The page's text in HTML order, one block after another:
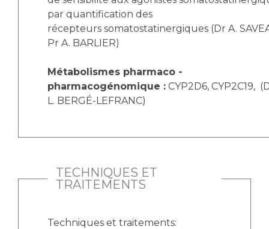
par quantification des
récepteurs somatostatinergiques (Dr A.
Pr A. BARLIER)
Métabolismes pharmaco -
pharmacogénomique : CYP2D6, CYP2C19,
L. BERGÉ-LEFRANC)
TECHNIQUES ET
TRAITEMENTS
Techniques et traitements: